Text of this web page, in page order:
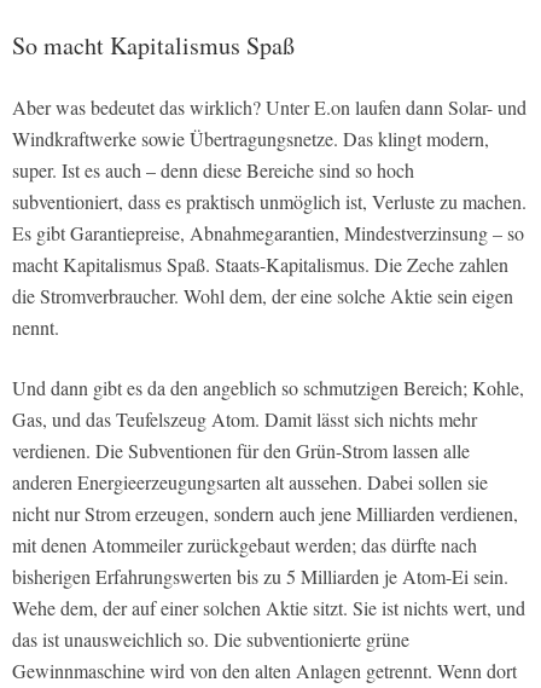
So macht Kapitalismus Spaß
Aber was bedeutet das wirklich? Unter E.on laufen dann Solar- und
Windkraftwerke sowie Übertragungsnetze. Das klingt modern,
super. Ist es auch – denn diese Bereiche sind so hoch
subventioniert, dass es praktisch unmöglich ist, Verluste zu machen.
Es gibt Garantiepreise, Abnahmegarantien, Mindestverzinsung – so
macht Kapitalismus Spaß. Staats-Kapitalismus. Die Zeche zahlen
die Stromverbraucher. Wohl dem, der eine solche Aktie sein eigen
nennt.
Und dann gibt es da den angeblich so schmutzigen Bereich; Kohle,
Gas, und das Teufelszeug Atom. Damit lässt sich nichts mehr
verdienen. Die Subventionen für den Grün-Strom lassen alle
anderen Energieerzeugungsarten alt aussehen. Dabei sollen sie
nicht nur Strom erzeugen, sondern auch jene Milliarden verdienen,
mit denen Atommeiler zurückgebaut werden; das dürfte nach
bisherigen Erfahrungswerten bis zu 5 Milliarden je Atom-Ei sein.
Wehe dem, der auf einer solchen Aktie sitzt. Sie ist nichts wert, und
das ist unausweichlich so. Die subventionierte grüne
Gewinnmaschine wird von den alten Anlagen getrennt. Wenn dort